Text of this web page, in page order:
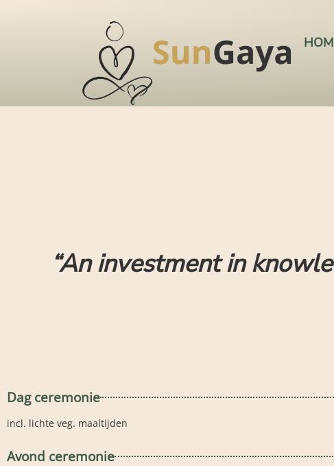
“An investment in
Dag ceremonie
incl. lichte veg. maaltijden
Avond ceremonie